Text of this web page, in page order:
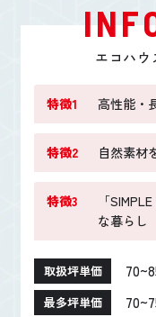
エコハウ
特徴1 高性能・
特徴2 自然素材
特徴3
「
な暮らし
取扱坪単価
最多坪単価